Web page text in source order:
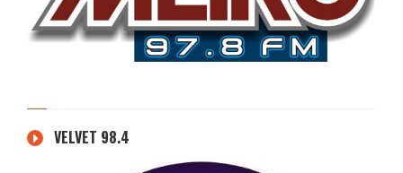
VELVET 98.4